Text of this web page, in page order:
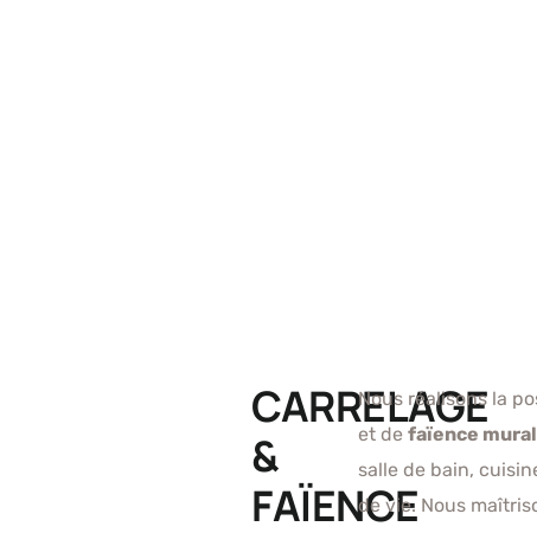
CARRELAGE
&
FAÏENCE
Nous réalisons la
et defaïence
salle de bain,
de vie. Nous